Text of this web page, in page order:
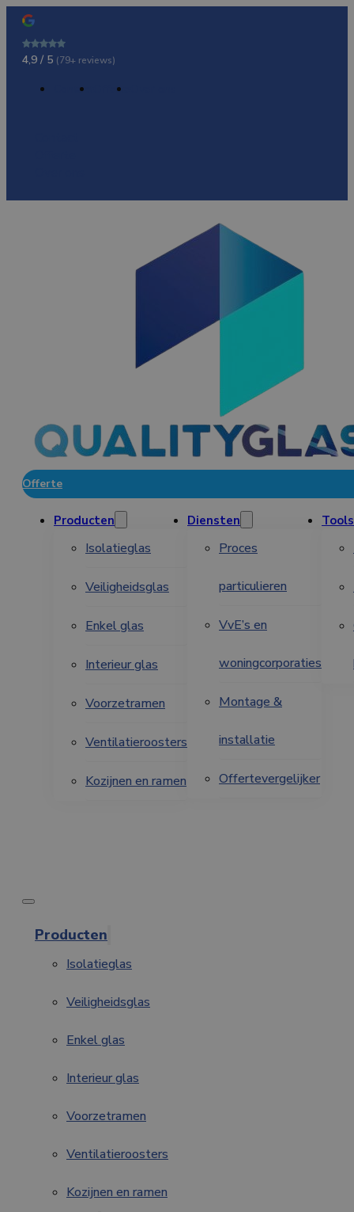
4,9 / 5 (79+ reviews)
Contact Offerte
Offerte
Producten
Isolatieglas
Veiligheidsglas
Enkel glas
Interieur glas
Voorzetramen
Ventilatieroosters
Kozijnen en ramen
Diensten
Proces
particulieren
VvE’s en
woningcorporaties
Montage &
installatie
Offertevergelijker
Tools
Producten
Isolatieglas
Veiligheidsglas
Enkel glas
Interieur glas
Voorzetramen
Ventilatieroosters
Kozijnen en ramen